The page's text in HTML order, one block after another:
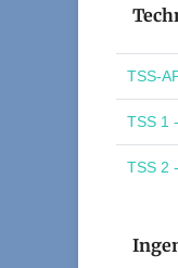
TSS-
TSS 1
TSS 2